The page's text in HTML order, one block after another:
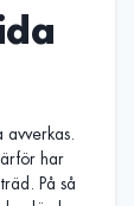
har
På så